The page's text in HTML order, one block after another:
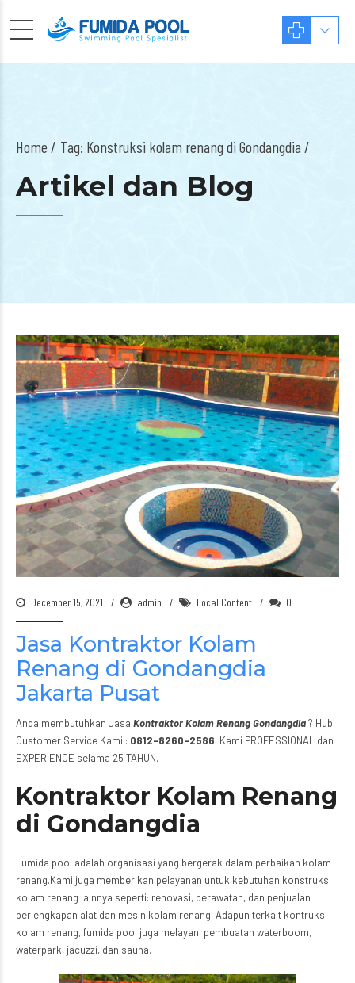
Home Tag: Konstruksi kolam renang di Gondangdia /
Artikel dan Blog
December 15, 2021 admin Local Content 0
Jasa Kontraktor Kolam
Renang di Gondangdia
Jakarta Pusat
Anda membutuhkan Jasa Kontraktor Kolam Renang Gondangdia? Hub
Customer Service Kami : 0812-8260-2586. Kami PROFESSIONAL dan
EXPERIENCE selama 25 TAHUN.
Kontraktor Kolam Renang
di Gondangdia
Fumida pool adalah organisasi yang bergerak dalam perbaikan kolam
renang.Kami juga memberikan pelayanan untuk kebutuhan konstruksi
kolam renang lainnya seperti: renovasi, perawatan, dan penjualan
perlengkapan alat dan mesin kolam renang. Adapun terkait kontruksi
kolam renang, fumida pool juga melayani pembuatan waterboom,
waterpark, jacuzzi, dan sauna.